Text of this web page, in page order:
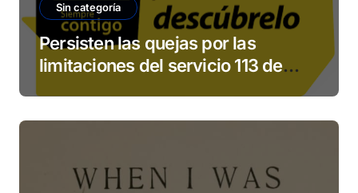
Sin categoría
Persisten las quejas por las
limitaciones del servicio 113 de